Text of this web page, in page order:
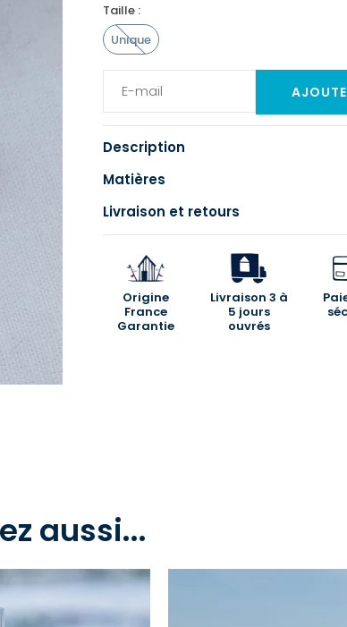
Taille :
Unique
Description
Matières
Livraison et retours
Origine
France
Garantie
Livraison 3 à
5 jours
ouvrés
aussi...